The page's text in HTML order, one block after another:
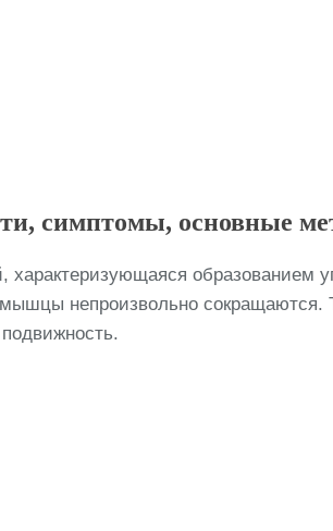
симптомы, основные
характеризующаяся
непроизвольно сокращаются.